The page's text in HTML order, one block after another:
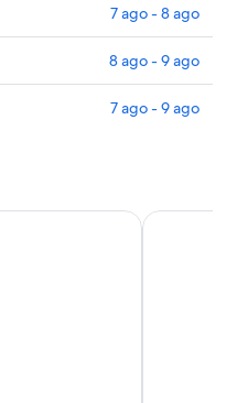
7 ago - 8 ago
8 ago - 9 ago
7 ago - 9 ago
1 hora en barco por el río
Tour